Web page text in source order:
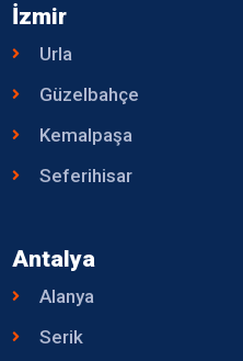
İzmir
Urla
Güzelbahçe
Kemalpaşa
Seferihisar
Antalya
Alanya
Serik